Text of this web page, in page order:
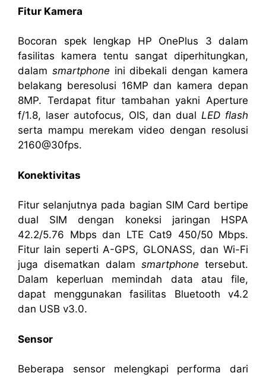
Fitur Kamera
Bocoran spek lengkap HP OnePlus 3 dalam
fasilitas kamera tentu sangat diperhitungkan,
dalam smartphone ini dibekali dengan kamera
belakang beresolusi 16MP dan kamera depan
8MP. Terdapat fitur tambahan yakni Aperture
f/1.8, laser autofocus, OIS, dan dualLED flash
serta mampu merekam video dengan resolusi
2160@30fps.
Konektivitas
Fitur selanjutnya pada bagian SIM Card bertipe
dual SIM dengan koneksi jaringan HSPA
42.2/5.76 Mbps dan LTE Cat9 450/50 Mbps.
Fitur lain seperti A-GPS, GLONASS, dan Wi-Fi
juga disematkan dalam smartphone tersebut.
Dalam keperluan memindah data atau file,
dapat menggunakan fasilitas Bluetooth v4.2
dan USB v3.0.
Sensor
Beberapa sensor melengkapi performa dari